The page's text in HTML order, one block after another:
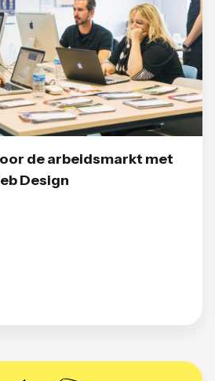
de arbeidsmarkt met
Design